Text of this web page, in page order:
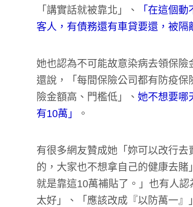
「講實話就被靠北」、
「在這個
客人，有債務還有車貸要還，被隔
她也認為不可能故意染病去領保
還說，「每間保險公司都有防疫
險金額高、門檻低」、 她不想要哪
有10萬」
。
有很多網友贊成她「妳可以改行
的，大家也不想拿自己的健康去
就是靠這10萬補貼了。」也有人
太好」、「應該改成『以防萬一